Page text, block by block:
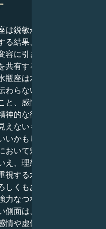
鋭敏かつ情熱的に体を
結果、水瓶座は神秘の
に引き込まれる。水瓶
有することを嫌う。海
座は水面下で起きてい
らないこと、すぐにわ
、感情が行動に与える
的な衝動が理性的な思
ないものに対するレー
かもしれない。海王星
いて魅力的で激しい感
、理想化したり隠した
する水瓶座にとって、
くもある。このエネル
なつながりを本当に受
面は、そのつながりを
や虚偽に巻き込まれな